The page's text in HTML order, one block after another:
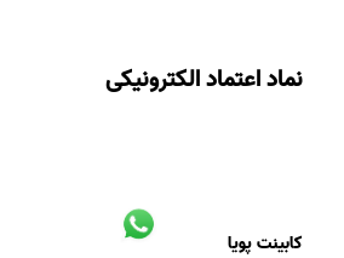
نماد اعتماد الکترونیکی
کابینت پویا